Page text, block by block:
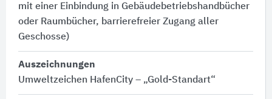
mit einer Einbindung in Gebäudebetriebshandbücher
oder Raumbücher, barrierefreier Zugang aller
Geschosse)
Auszeichnungen
Umweltzeichen HafenCity – „Gold-Standart“